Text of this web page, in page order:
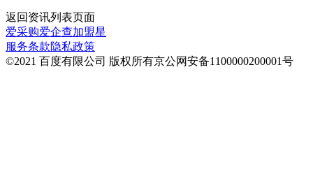
返回 资讯列表页面
爱采购爱企查加盟星
服务条款隐私政策
©2021 百度有限公司 版权所有京公网安备1100000200001号